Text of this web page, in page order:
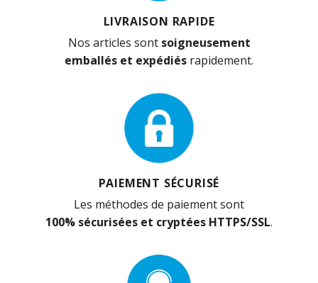
LIVRAISON RAPIDE
Nos articles sont soigneusement
emballés et expédiés rapidement.
PAIEMENT SÉCURISÉ
Les méthodes de paiement sont
100% sécurisées et cryptées HTTPS/SSL.